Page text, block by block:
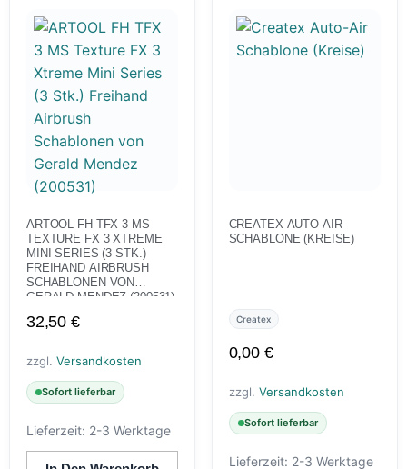
ARTOOL FH TFX 3 MS
TEXTURE FX 3 XTREME
MINI SERIES (3 STK.)
FREIHAND AIRBRUSH
SCHABLONEN VON
GERALD MENDEZ (200531)
32,50 €
zzgl. Versandkosten
Sofort lieferbar
Lieferzeit: 2-3 Werktage
CREATEX AUTO-AIR
SCHABLONE (KREISE)
Createx
0,00 €
zzgl. Versandkosten
Sofort lieferbar
Lieferzeit: 2-3 Werktage